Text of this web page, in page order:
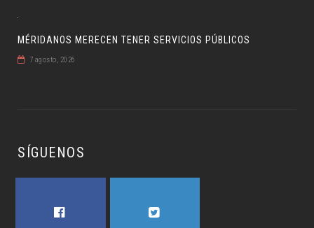
MÉRIDANOS MERECEN TENER SERVICIOS PÚBLICOS
7 agosto, 2026
SÍGUENOS